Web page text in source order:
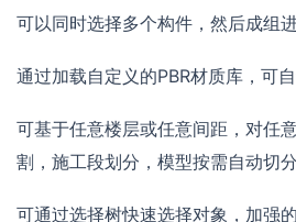
可以同时选择多个构件，然后成组
通过加载自定义的PBR材质库，可
可基于任意楼层或任意间距，对任
割，施工段划分，模型按需自动切
可通过选择树快速选择对象，加强